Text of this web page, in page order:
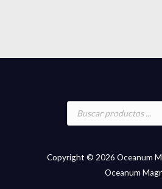
Búsqueda
Copyright © 2026 Oceanum
Oceanum